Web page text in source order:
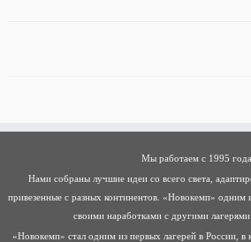
Мы работаем с 1995 года.
Нами собраны лучшие идеи со всего света,
привезенные с разных континентов. «Новокемп» одним
своими наработками с другими лагерями
«Новокемп» стал одним из первых лагерей в России, в